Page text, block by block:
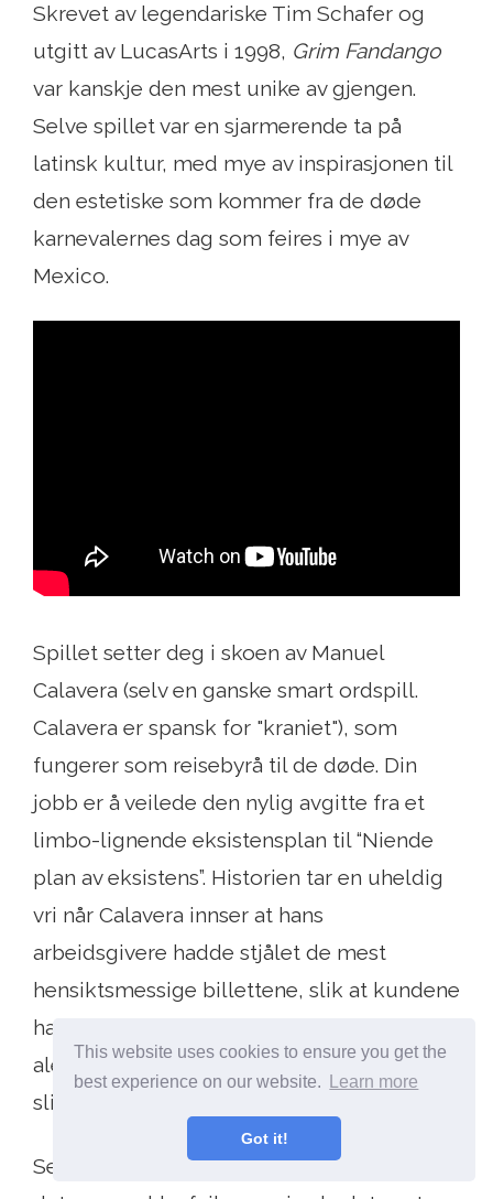
This website uses cookies to ensure you get the
best experience on our website.
Learn more
Got it!
Skrevet av legendariske Tim Schafer og
utgitt av LucasArts i 1998, Grim Fandango
var kanskje den mest unike av gjengen.
Selve spillet var en sjarmerende ta på
latinsk kultur, med mye av inspirasjonen til
den estetiske som kommer fra de døde
karnevalernes dag som feires i mye av
Mexico.
Spillet setter deg i skoen av Manuel
Calavera (selv en ganske smart ordspill.
Calavera er spansk for "kraniet"), som
fungerer som reisebyrå til de døde. Din
jobb er å veilede den nylig avgitte fra et
limbo-lignende eksistensplan til “Niende
plan av eksistens”. Historien tar en uheldig
vri når Calavera innser at hans
arbeidsgivere hadde stjålet de mest
hensiktsmessige billettene, slik at kundene
hans kunne vandre den farlige verden
alene. Din jobb, som helten, er å redde en
slik kunde, før hun kommer til skade.
Selv om spillet var kritisk anerkjente, led